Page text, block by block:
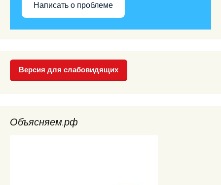
Написать о проблеме
Версия для слабовидящих
Объясняем.рф